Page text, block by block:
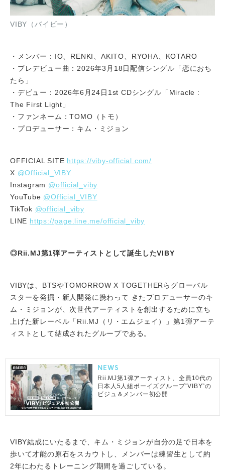
VIBY（バイビー）
・メンバー：IO、RENKI、AKITO、RYOHA、KOTARO
・プレデビュー曲：2026年3月18日配信シングル「恋におち
たら」
・デビュー：2026年6月24日1st CDシングル「Miracle :
The First Light」
・ファンネーム：TOMO（トモ）
・プロデューサー：キム・ミジョン
OFFICIAL SITE https://viby-official.com/
X @Official_VIBY
Instagram @official_viby
YouTube @Official_VIBY
TikTok @official_viby
LINE https://page.line.me/official_viby
◎Rii.MJ第1弾アーティストとして誕生したVIBY
VIBYは、BTSやTOMORROW X TOGETHERらグローバル
スターを発掘・新人開発に携わって きたプロデューサーのキ
ム・ミジョンが、次世代アーティストを創出するために立ち
上げた新レーベル「Rii.MJ（リ・エムジェイ）」第1弾アーテ
ィストとして結成されたグループである。
NEWS
Rii.MJ第1弾アーティスト、全員10代の
日本人5人組ボーイズグループ“VIBY”の
ビジュ＆メンバー初公開
VIBY結成にいたるまで、キム・ミジョンが自分の足で日本を
歩いて才能の原石をスカウトし、メンバーは練習生として約
2年にわたるトレーニング期間を過ごしている。